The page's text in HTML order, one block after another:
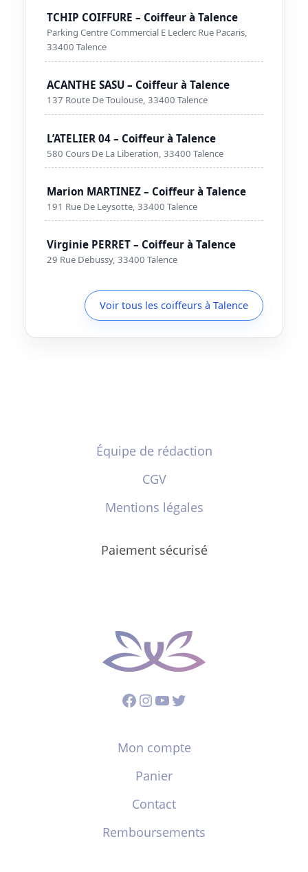
TCHIP COIFFURE – Coiffeur à Talence
Parking Centre Commercial E Leclerc Rue Pacaris,
33400 Talence
ACANTHE SASU – Coiffeur à Talence
137 Route De Toulouse, 33400 Talence
L’ATELIER 04 – Coiffeur à Talence
580 Cours De La Liberation, 33400 Talence
Marion MARTINEZ – Coiffeur à Talence
191 Rue De Leysotte, 33400 Talence
Virginie PERRET – Coiffeur à Talence
29 Rue Debussy, 33400 Talence
Voir tous les coiffeurs à Talence
Équipe de rédaction
CGV
Mentions légales
Paiement sécurisé
Facebook
Instagram
YouTube
Twitter
Mon compte
Panier
Contact
Remboursements